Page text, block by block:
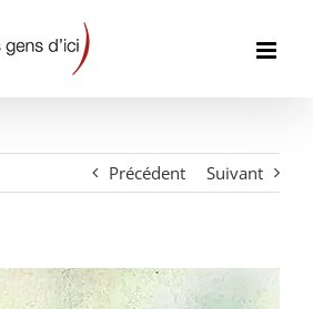
Précédent Suivant